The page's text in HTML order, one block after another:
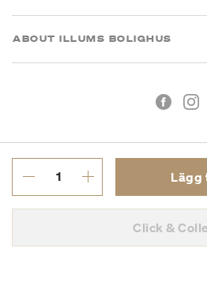
Lägg
Click &
ABOUT ILLUMS BOLIGHUS
Org.nr: